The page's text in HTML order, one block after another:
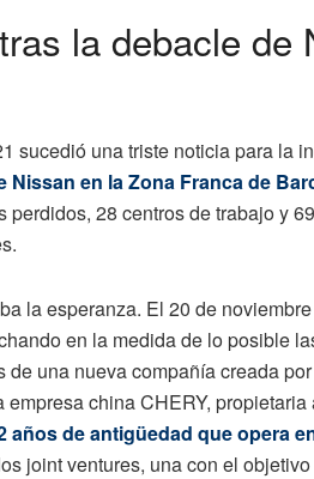
la debacle de
sucedió una triste noticia para la
Nissan en la Zona Franca de
perdidos, 28 centros de trabajo y
la esperanza. El 20 de
en la medida de lo posible
una nueva compañía creada
china CHERY, propietaria
de antigüedad que opera
joint ventures, una con el